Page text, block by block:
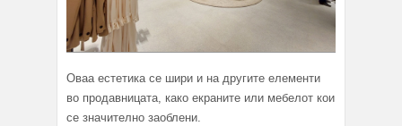
Оваа естетика се шири и на другите елементи
во продавницата, како екраните или мебелот кои
се значително заоблени.